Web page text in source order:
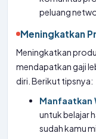
peluang
Meningkatkan
Meningkatkan
mendapatkan gaji
diri. Berikut tipsnya:
Manfaatkan
untuk belajar
sudah kamu